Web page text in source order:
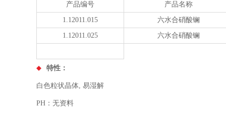
产品编号 产品名称
1.12011.015 六水合硝酸镧
1.12011.025 六水合硝酸镧
特性：
白色粒状晶体, 易湿解
PH：无资料